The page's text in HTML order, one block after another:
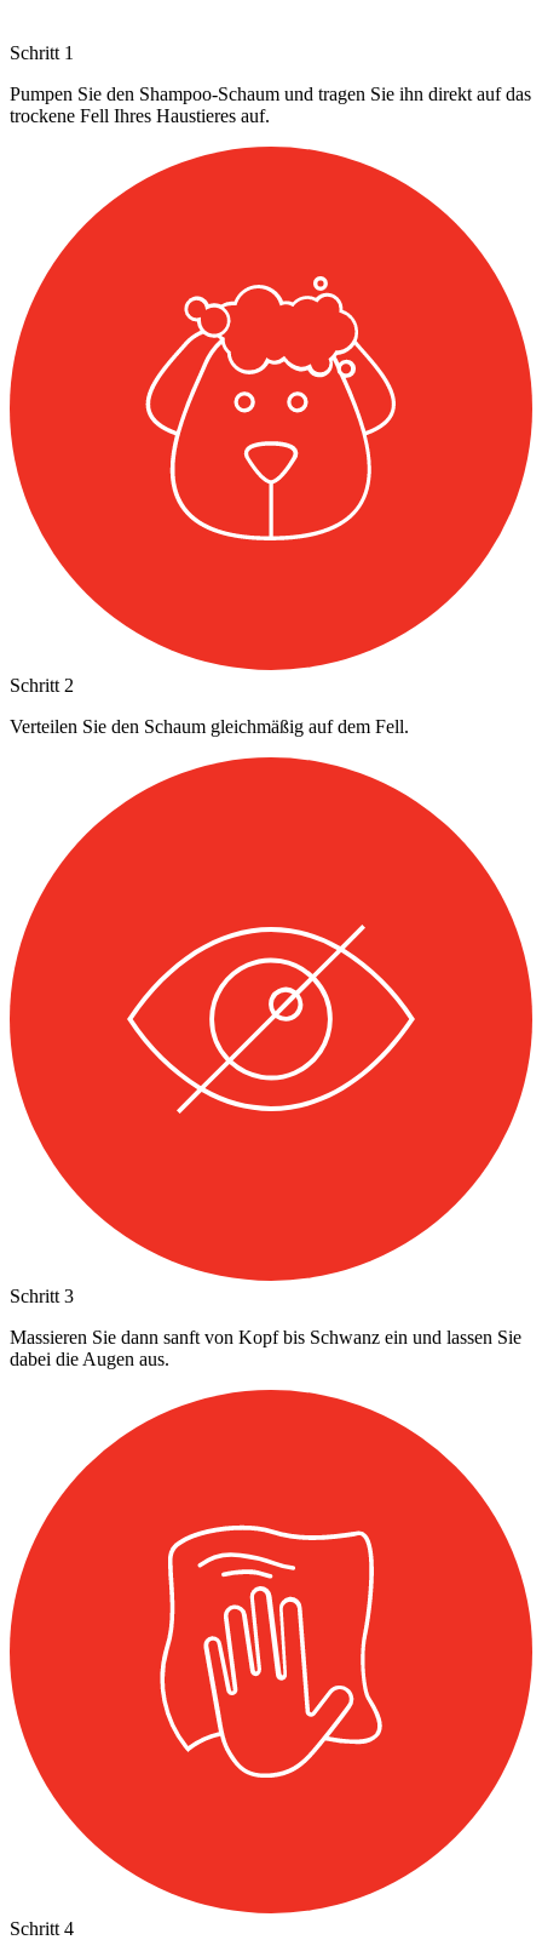
Schritt 1
Pumpen Sie den Shampoo-Schaum und tragen Sie ihn direkt auf das
trockene Fell Ihres Haustieres auf.
Schritt 2
Verteilen Sie den Schaum gleichmäßig auf dem Fell.
Schritt 3
Massieren Sie dann sanft von Kopf bis Schwanz ein und lassen Sie
dabei die Augen aus.
Schritt 4